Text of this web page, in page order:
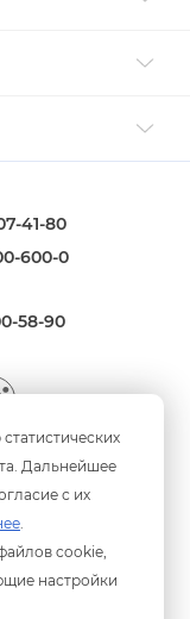
Дальнейшее
с их
.
cookie,
настройки
41-80
600-0
58-90